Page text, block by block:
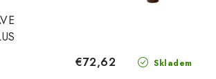
i
Skladem
€72,62